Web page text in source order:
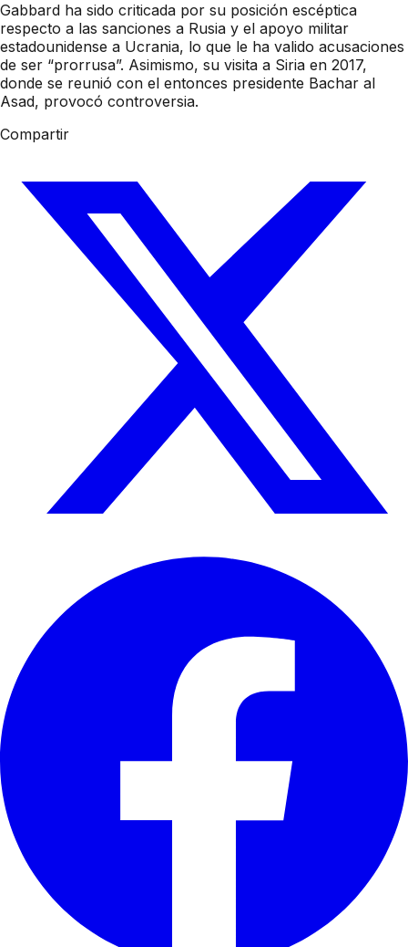
Gabbard ha sido criticada por su posición escéptica
respecto a las sanciones a Rusia y el apoyo militar
estadounidense a Ucrania, lo que le ha valido acusaciones
de ser “prorrusa”. Asimismo, su visita a Siria en 2017,
donde se reunió con el entonces presidente Bachar al
Asad, provocó controversia.
Compartir